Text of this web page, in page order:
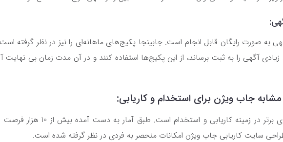
به صورت رایگان قابل انجام است. جابینجا پکیج‌های ماهانه‌ای را نیز در نظر گرفته
زیادی آگهی را به ثبت برساند، از این پکیج‌ها استفاده کنند و در آن مدت زمان بی نهایت
جاب ویژن برای استخدام و کاریابی:
جاب ویژن نیز از سایت‌های برتر در زمینه کاریابی و